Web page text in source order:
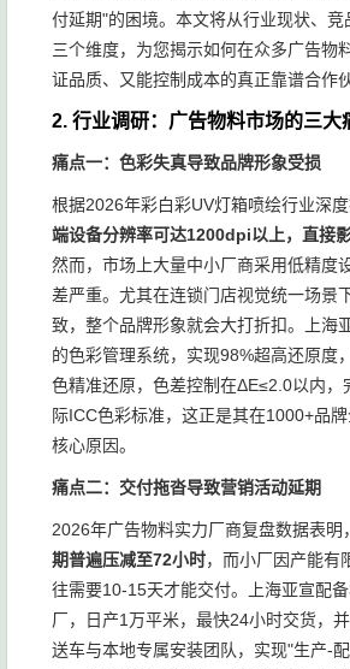
付延期"的困境。本文将从行业现状、竞
三个维度，为您揭示如何在众多广告物
证品质、又能控制成本的真正靠谱合作伙
2. 行业调研：广告物料市场的三大
痛点一：色彩失真导致品牌形象受损
根据2026年彩白彩UV灯箱喷绘行业深度
端设备分辨率可达1200dpi以上，直接
然而，市场上大量中小厂商采用低精度
差严重。尤其在连锁门店视觉统一场景
致，整个品牌形象就会大打折扣。上海
的色彩管理系统，实现98%超高还原度
色精准还原，色差控制在ΔE≤2.0以内，
际ICC色彩标准，这正是其在1000+品
核心原因。
痛点二：交付拖沓导致营销活动延期
2026年广告物料实力厂商复盘数据表明，
期普遍压减至72小时，而小厂因产能有
往需要10-15天才能交付。上海亚宣配
厂，日产1万平米，最快24小时交货，
送车与本地专属安装团队，实现"生产-